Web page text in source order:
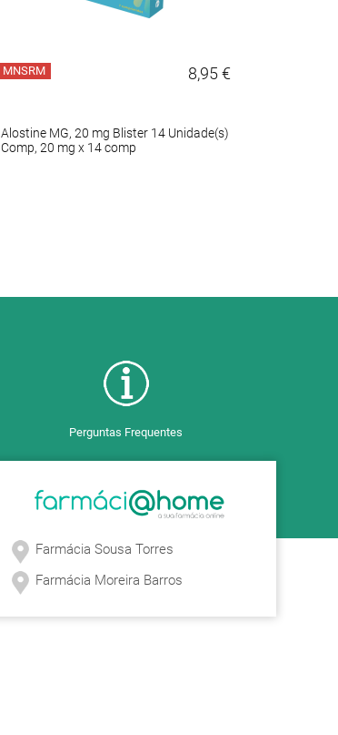
MNSRM 8,95 €
Alostine MG, 20 mg Blister 14 Unidade(s)
Comp, 20 mg x 14 comp
Perguntas Frequentes
Farmácia Sousa Torres
Farmácia Moreira Barros